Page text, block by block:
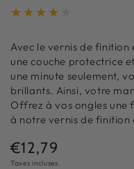
Avec le vernis de
une couche protectrice
une minute seulement,
brillants. Ainsi, votre
Offrez à vos ongles
à notre vernis de finition
Prix
€12,79
Taxes incluses.